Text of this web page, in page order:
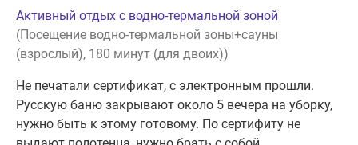
Активный отдых с водно-термальной зоной
(Посещение водно-термальной зоны+сауны
(взрослый), 180 минут (для двоих))
Не печатали сертификат, с электронным прошли.
Русскую баню закрывают около 5 вечера на уборку,
нужно быть к этому готовому. По сертифиту не